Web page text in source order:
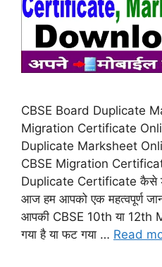
CBSE Board Duplicate
Migration Certificate
Duplicate Marksheet
CBSE Migration
Duplicate Certificate कैसे
आज हम आपको एक महत्वपूर्ण
आपकी CBSE 10th या
गया है या फट गया … Read